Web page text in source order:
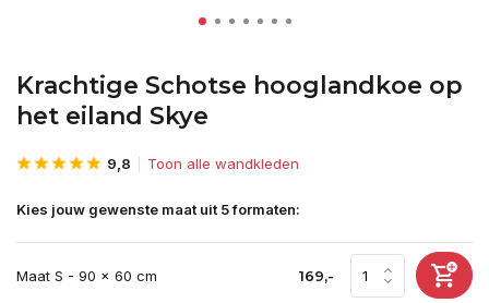
Krachtige Schotse hooglandkoe op
het eiland Skye
9,8 Toon alle wandkleden
Kies jouw gewenste maat uit 5 formaten:
Maat S - 90 x 60 cm 169,-